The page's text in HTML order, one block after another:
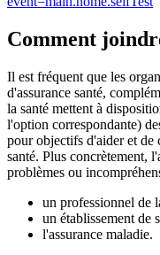
Comment
Il est fréquent que les
d'assurance santé,
la santé mettent à
l'option correspondante)
pour objectifs d'aider et de
santé. Plus concrètement,
problèmes ou
un professionnel de
un établissement de
l'assurance maladie.